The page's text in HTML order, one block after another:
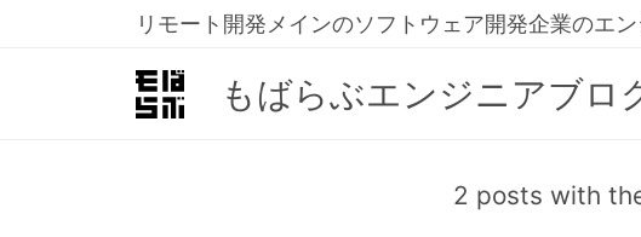
リモート開発メインのソフトウェア開発企業のエ
もばらぶエンジニアブロ
2 posts with